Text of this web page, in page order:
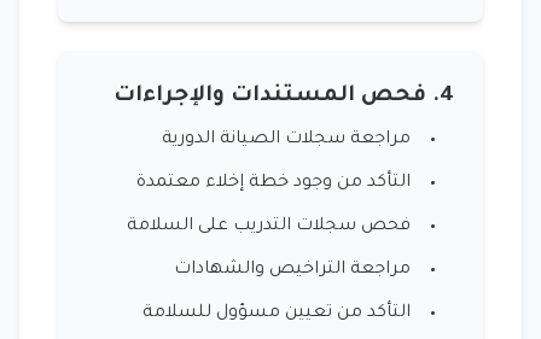
4. فحص المستندات والإجراءات
مراجعة سجلات الصيانة الدورية
التأكد من وجود خطة إخلاء معتمدة
فحص سجلات التدريب على السلامة
مراجعة التراخيص والشهادات
التأكد من تعيين مسؤول للسلامة